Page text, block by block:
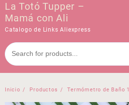
La Totó Tupper –
Mamá con Ali
Catalogo de Links Aliexpress
Inicio Productos Termómetro de Baño 1